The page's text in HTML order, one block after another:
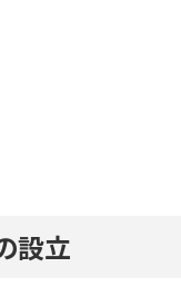
設立